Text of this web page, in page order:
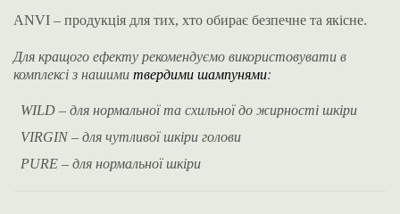
ANVI – продукція для тих, хто обирає безпечне та якісне.
Для кращого ефекту рекомендуємо використовувати в
комплексі з нашими твердими шампунями:
WILD – для нормальної та схильної до жирності шкіри
VIRGIN – для чутливої шкіри голови
PURE – для нормальної шкіри